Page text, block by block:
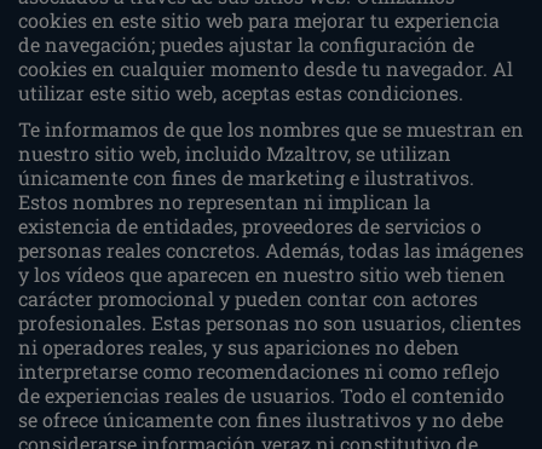
cookies en este sitio web para mejorar tu experiencia
de navegación; puedes ajustar la configuración de
cookies en cualquier momento desde tu navegador. Al
utilizar este sitio web, aceptas estas condiciones.
Te informamos de que los nombres que se muestran en
nuestro sitio web, incluido Mzaltrov, se utilizan
únicamente con fines de marketing e ilustrativos.
Estos nombres no representan ni implican la
existencia de entidades, proveedores de servicios o
personas reales concretos. Además, todas las imágenes
y los vídeos que aparecen en nuestro sitio web tienen
carácter promocional y pueden contar con actores
profesionales. Estas personas no son usuarios, clientes
ni operadores reales, y sus apariciones no deben
interpretarse como recomendaciones ni como reflejo
de experiencias reales de usuarios. Todo el contenido
se ofrece únicamente con fines ilustrativos y no debe
considerarse información veraz ni constitutivo de